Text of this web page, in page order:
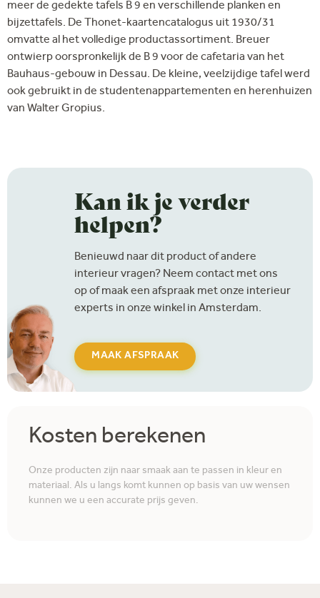
meer de gedekte tafels B 9 en verschillende planken en
bijzettafels. De Thonet-kaartencatalogus uit 1930/31
omvatte al het volledige productassortiment. Breuer
ontwierp oorspronkelijk de B 9 voor de cafetaria van het
Bauhaus-gebouw in Dessau. De kleine, veelzijdige tafel werd
ook gebruikt in de studentenappartementen en herenhuizen
van Walter Gropius.
Kan ik je verder
helpen?
Benieuwd naar dit product of andere
interieur vragen? Neem contact met ons
op of maak een afspraak met onze interieur
experts in onze winkel in Amsterdam.
MAAK AFSPRAAK
Kosten berekenen
Onze producten zijn naar smaak aan te passen in kleur en
materiaal. Als u langs komt kunnen op basis van uw wensen
kunnen we u een accurate prijs geven.